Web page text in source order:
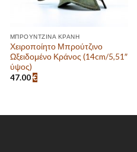
ΜΠΡΟΎΝΤΖΙΝΑ ΚΡΆΝΗ
Χειροποίητο Μπρούτζινο
Ωξειδομένο Κράνος (14cm/5,51″
ύψος)
47.00€